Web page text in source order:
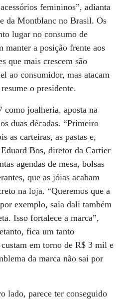
femininos”, adianta
da Montblanc no Brasil. Os
lugar no consumo de
manter a posição frente aos
que mais crescem são
ao consumidor, mas atacam
o presidente.
como joalheria, aposta na
duas décadas. “Primeiro
as carteiras, as pastas e,
Bos, diretor da Cartier
agendas de mesa, bolsas
que as jóias acabam
na loja. “Queremos que a
exemplo, saia dali também
Isso fortalece a marca”,
fica um tanto
em torno de R$ 3 mil e
da marca não sai por
lado, parece ter conseguido